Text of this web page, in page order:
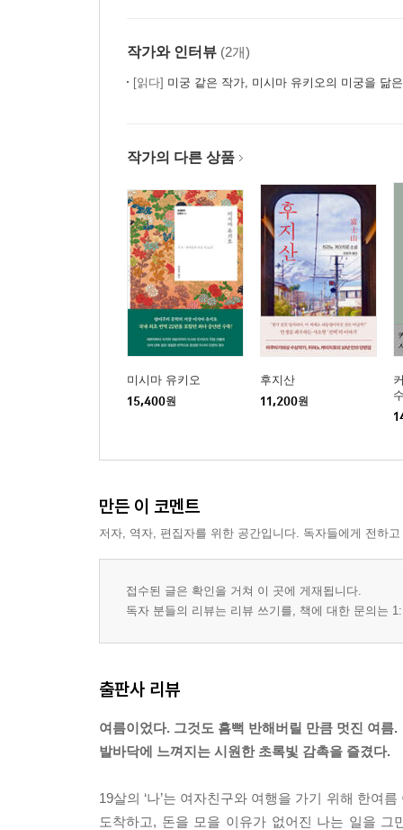
작가와 인터뷰 (2개)
[읽다] 미궁 같은 작가, 미시마 유키오의 미궁을 닮
작가의 다른 상품
미시마 유키오
15,400원
후지산
11,200원
만든 이 코멘트
저자, 역자, 편집자를 위한 공간입니다. 독자들에게 전하
접수된 글은 확인을 거쳐 이 곳에 게재됩니다.
독자 분들의 리뷰는 리뷰 쓰기를, 책에 대한 문의는
출판사 리뷰
여름이었다. 그것도 흠뻑 반해버릴 만큼 멋진 여름.
발바닥에 느껴지는 시원한 초록빛 감촉을 즐겼다.
19살의 ‘나’는 여자친구와 여행을 가기 위해 한여
도착하고, 돈을 모을 이유가 없어진 나는 일을